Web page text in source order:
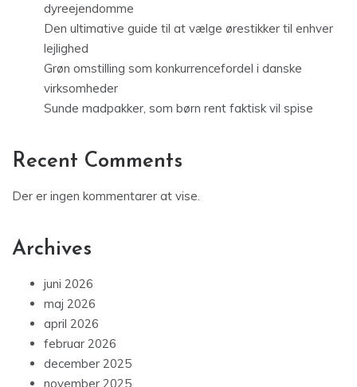
dyreejendomme
Den ultimative guide til at vælge ørestikker til enhver
lejlighed
Grøn omstilling som konkurrencefordel i danske
virksomheder
Sunde madpakker, som børn rent faktisk vil spise
Recent Comments
Der er ingen kommentarer at vise.
Archives
juni 2026
maj 2026
april 2026
februar 2026
december 2025
november 2025